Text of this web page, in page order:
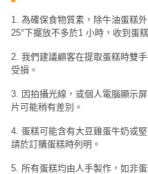
1. 為確保食物質素，除牛油蛋糕
25°下擺放不多於1 小時，收到蛋
2. 我們建議顧客在提取蛋糕時雙
受損。
3. 因拍攝光線，或個人電腦顯示
片可能稍有差別。
4. 蛋糕可能含有大豆雞蛋牛奶或
請於訂購蛋糕時列明。
5. 所有蛋糕均由人手製作，如非